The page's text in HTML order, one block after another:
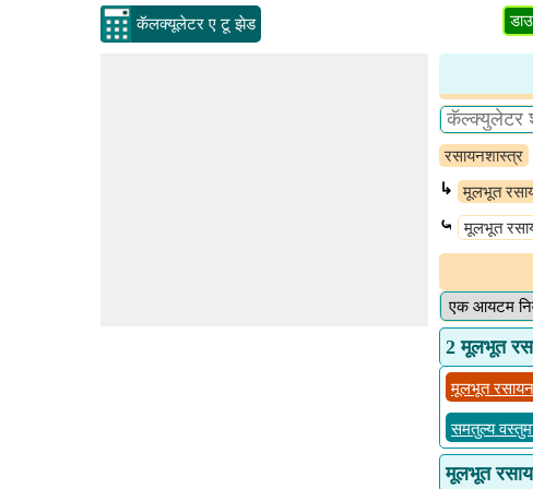
कॅलक्यूलेटर ए टू झेड
रसायनशास्त्र
↳ मूलभूत
⤿ मूलभूत
2 मूलभूत
मूलभूत
समतुल्य
मूलभूत